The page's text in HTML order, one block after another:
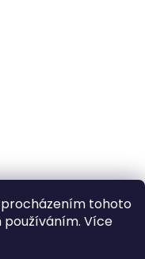
procházením tohoto
používáním. Více